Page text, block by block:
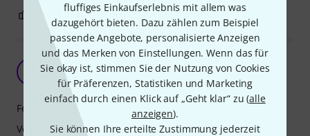
fluffiges Einkaufserlebnis mit allem was
dazugehört bieten. Dazu zählen zum Beispiel
passende Angebote, personalisierte Anzeigen
und das Merken von Einstellungen. Wenn das für
Sie okay ist, stimmen Sie der Nutzung von Cookies
für Präferenzen, Statistiken und Marketing
einfach durch einen Klick auf „Geht klar“ zu (alle
anzeigen).
Sie können Ihre erteilte Zustimmung jederzeit
0 BEWERTUNG MELDEN
Solides Kabel
Malte123 16.08.2021
Features
Verarbeitung